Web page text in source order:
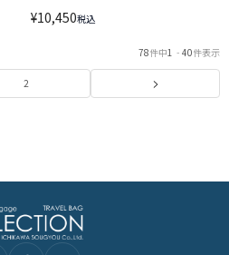
¥10,450税込
78件中1 - 40件表示
2